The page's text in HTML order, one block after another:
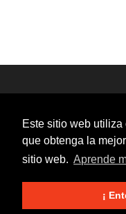
Este sitio web
que obtenga la
sitio web. Aprende
¡
© 2020